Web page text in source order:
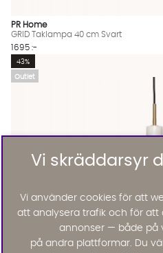
PR Home
GRID Taklampa 40 cm Svart
1695 :-
Outlet
43%
Vi skräddarsyr
Vi använder cookies för att
att analysera trafik och för att
annonser — både på
på andra plattformar. Du